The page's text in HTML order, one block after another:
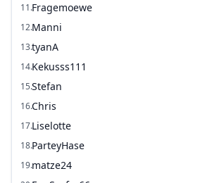
11.Fragemoewe
12.Manni
13.tyanA
14.Kekusss111
15.Stefan
16.Chris
17.Liselotte
18.ParteyHase
19.matze24